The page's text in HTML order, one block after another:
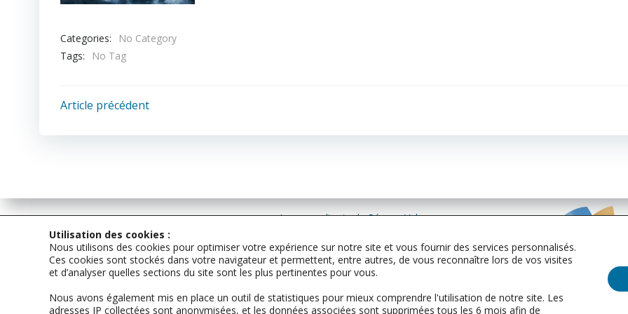
Categories:
No Category
Tags:
No Tag
Post
navigation
Article précédent
Les consultants du Réseau Valor
en Afrique et aux USA.
EMEA | NOAM
Lundi au vendredi
08h00 - 20h00 GMT
+33
Utilisation des cookies :
Nous utilisons des cookies pour optimiser votre expérience sur notre site et vous fournir des services personnalisés.
Ces cookies sont stockés dans votre navigateur et permettent, entre autres, de vous reconnaître lors de vos visites
et d’analyser quelles sections du site sont les plus pertinentes pour vous.
Nous avons également mis en place un outil de statistiques pour mieux comprendre l'utilisation de notre site. Les
adresses IP collectées sont anonymisées, et les données associées sont supprimées tous les 6 mois afin de